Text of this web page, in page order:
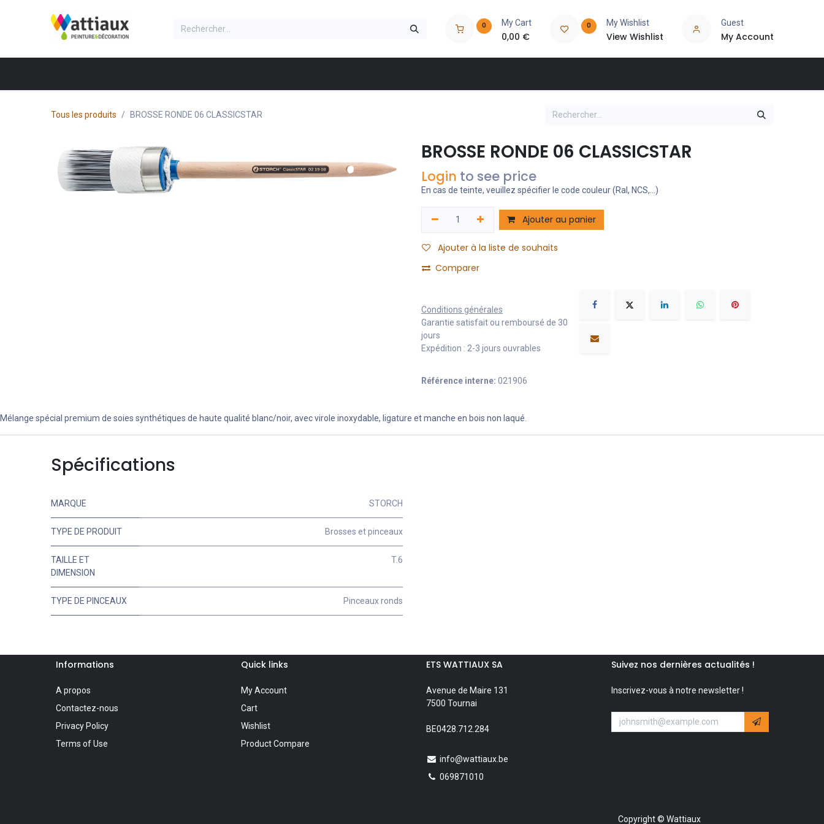
0 My Cart
0,00 €
0 My Wishlist
View Wishlist
Guest
My Account
Tous les produits BROSSE RONDE 06 CLASSICSTAR
BROSSE RONDE 06 CLASSICSTAR
Login to see price
En cas de teinte, veuillez spécifier le code couleur (Ral, NCS,...)
Ajouter au panier
Ajouter à la liste de souhaits
Comparer
Conditions générales
Garantie satisfait ou remboursé de 30
jours
Expédition : 2-3 jours ouvrables
Référence interne: 021906
Mélange spécial premium de soies synthétiques de haute qualité blanc/noir, avec virole inoxydable, ligature et manche en bois non laqué.
Spécifications
MARQUE STORCH
TYPE DE PRODUIT Brosses et pinceaux
TAILLE ET
DIMENSION
T.6
TYPE DE PINCEAUX Pinceaux ronds
Informations
A propos
Contactez-nous
Privacy Policy
Terms of Use
Quick links
My Account
Cart
Wishlist
Product Compare
ETS WATTIAUX SA
Avenue de Maire 131
7500 Tournai
BE0428.712.284
info@wattiaux.be
069871010
Suivez nos dernières actualités !
Inscrivez-vous à notre newsletter !
Copyright © Wattiaux